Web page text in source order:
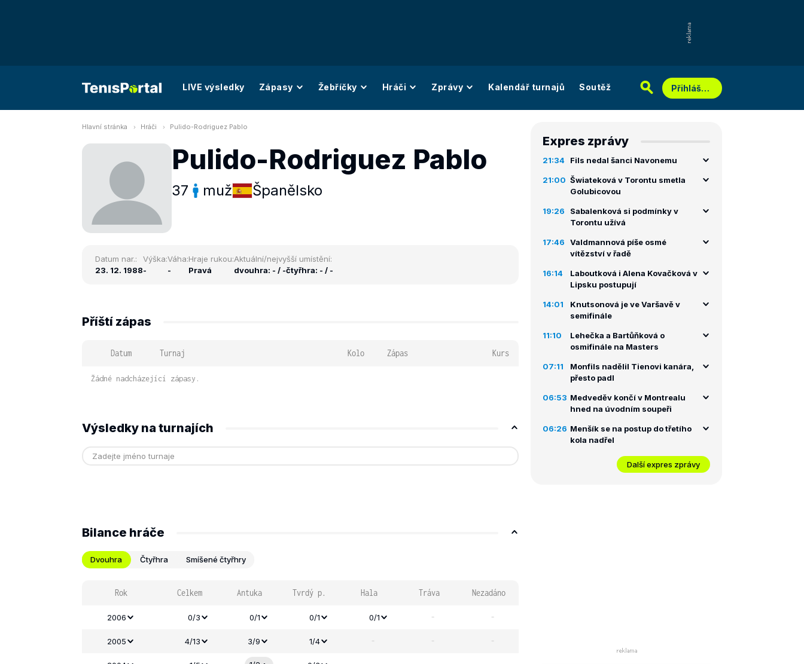
LIVE výsledky Zápasy Žebříčky Hráči Zprávy Kalendář turnajů Soutěž Přihlášení
Hlavní stránka Hráči Pulido-Rodriguez Pablo
Pulido-Rodriguez Pablo
37 muž Španělsko
Datum nar.:
23. 12. 1988
Výška:
-
Váha:
-
Hraje rukou:
Pravá
Aktuální/nejvyšší umístění:
dvouhra: - / -čtyřhra: - / -
Příští zápas
Datum Turnaj Kolo Zápas Kurs
Žádné nadcházející zápasy.
Výsledky na turnajích
Bilance hráče
Dvouhra Čtyřhra Smíšené čtyřhry
Rok Celkem Antuka Tvrdý p. Hala Tráva Nezadáno
2006 0/3 0/1 0/1 0/1 - -
2005 4/13 3/9 1/4 - - -
Expres zprávy
21:34 Fils nedal šanci Navonemu
21:00 Šwiateková v Torontu smetla
Golubicovou
19:26
Sabalenková si podmínky v
Torontu užívá
17:46
Valdmannová píše osmé
vítězství v řadě
16:14
Laboutková i Alena Kovačková v
Lipsku postupují
14:01
Knutsonová je ve Varšavě v
semifinále
11:10
Lehečka a Bartůňková o
osmifinále na Masters
07:11
Monfils nadělil Tienovi kanára,
přesto padl
06:53 Medveděv končí v Montrealu
hned na úvodním soupeři
06:26 Menšík se na postup do třetího
kola nadřel
Další expres zprávy